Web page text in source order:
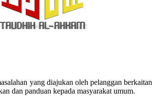
yang diajukan oleh pelanggan berkaitan
dan panduan kepada masyarakat umum.